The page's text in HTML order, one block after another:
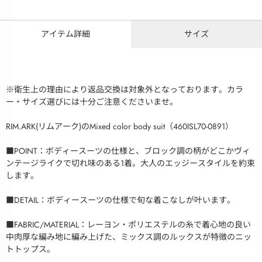
アイテム詳細 サイズ
※衛生上の理由により返品交換は対象外となっております。カラ
ー・サイズ選びには十分ご注意くださいませ。
RIM.ARK(リムアーク)のMixed color body suit（460ISL70-0891）
■POINT：ボディースーツの仕様と、ブロック調の柄がどこかヴィ
ンテージライクで切れ味のある1着。大人のエッジースタイルを約束
します。
■DETAIL：ボディースーツの仕様で旬な着こなしが叶います。
■FABRIC/MATERIAL：レーヨン・ポリエステルの糸で着心地の良い
中肉厚な編み地に編み上げた、ミックス調のルックスが特徴のニッ
トトップス。